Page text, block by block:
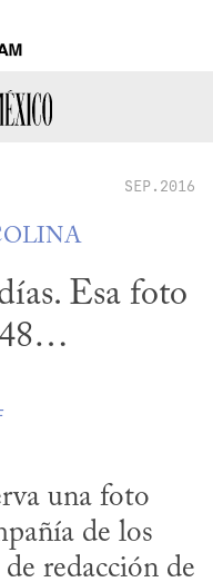
SEP.2016
Esa foto
una foto
de los
redacción de